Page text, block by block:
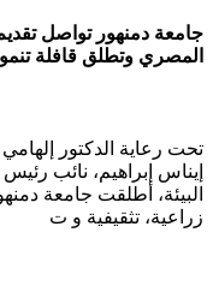
جامعة دمنهور تواصل
المصري وتطلق قافلة
تحت رعاية الدكتور
إيناس إبراهيم، نائب
البيئة، أطلقت جامعة
زراعية، تثقيفية و ت